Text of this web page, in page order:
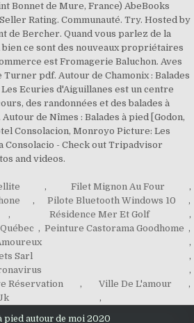
Bonnet de Mure, France) AbeBooks
Rating. Communauté. Try. Hosted by
de Bercher. Quand vous parlez de la
ce sont des nouveaux propriétaires
est Fromagerie Baluchon. Aves
pdf. Autour de Chamonix : Balades
Les Ecuries d'Aiguillanes est un centre
des randonnées et des balades à
de Nîmes : Balades à pied [Godon,
Consolacion, Monroyo Picture: Les
Consolacio - Check out Tripadvisor
and videos.
, Filet Mignon Au Four
,
, Pilote Bluetooth Windows 10
,
, Résidence Mer Et Golf
,
, Peinture Castorama Goodhome ,
,
Sarl
,
,
Réservation
, Ville De L'amour
,
,
pied autour de moi 2020